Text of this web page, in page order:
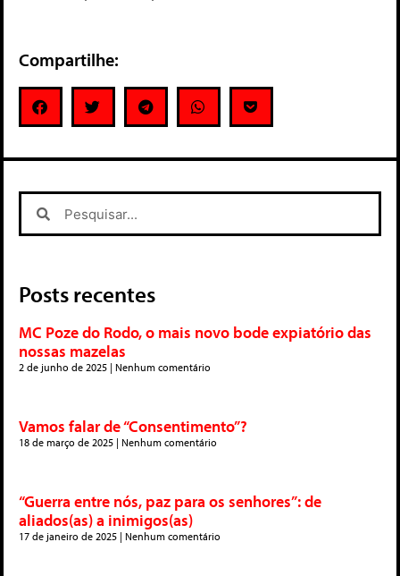
Compartilhe:
Posts recentes
MC Poze do Rodo, o mais novo bode expiatório das
nossas mazelas
2 de junho de 2025 Nenhum comentário
Vamos falar de “Consentimento”?
18 de março de 2025 Nenhum comentário
“Guerra entre nós, paz para os senhores”: de
aliados(as) a inimigos(as)
17 de janeiro de 2025 Nenhum comentário